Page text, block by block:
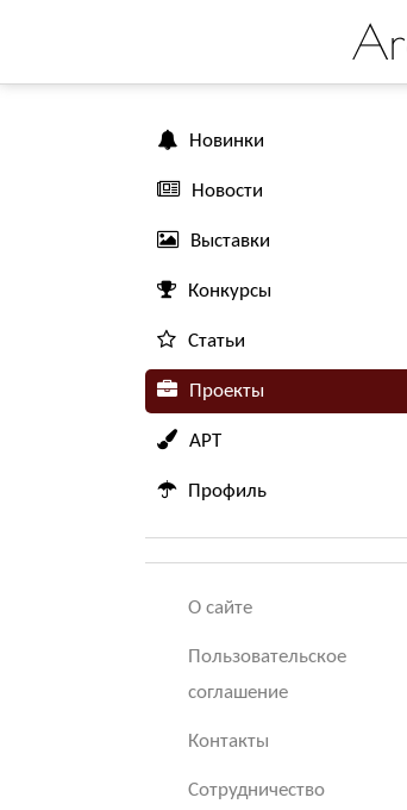
Новинки
Новости
Выставки
Конкурсы
Статьи
Проекты
АРТ
Профиль
О сайте
Пользовательское
соглашение
Контакты
Сотрудничество